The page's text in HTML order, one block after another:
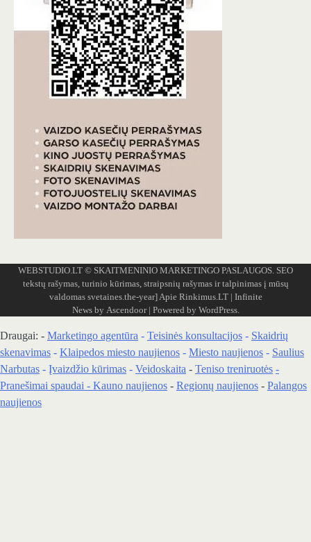
WEBSTUDIO.LT © SKAITMENINIO MARKETINGO PASLAUGOS. SEO
tekstų rašymas, turinio kūrimas, straipsnių rašymas ir talpinimas į mūsų
valdomas svetaines.the-year]Apie Rinkimus.LT| Infinite
News by Ascendoor| Powered by WordPress.
Draugai: - Marketingo agentūra - Teisinės konsultacijos - Skaidrių
skenavimas - Klaipedos miesto naujienos - Miesto naujienos - Saulius
Narbutas - Įvaizdžio kūrimas - Veidoskaita - Teniso treniruotės -
Pranešimai spaudai - Kauno naujienos - Regionų naujienos - Palangos
naujienos